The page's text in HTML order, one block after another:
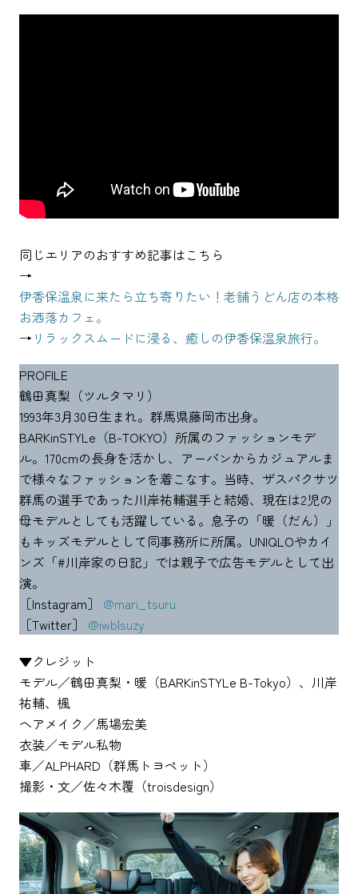
同じエリアのおすすめ記事はこちら
→
伊香保温泉に来たら立ち寄りたい！老舗うどん店の本格
お洒落カフェ。
→ リラックスムードに浸る、癒しの伊香保温泉旅行。
PROFILE
鶴田真梨（ツルタマリ）
1993年3月30日生まれ。群馬県藤岡市出身。
BARKinSTYLe（B-TOKYO）所属のファッションモデ
ル。170cmの長身を活かし、アーバンからカジュアルま
で様々なファッションを着こなす。当時、ザスパクサツ
群馬の選手であった川岸祐輔選手と結婚、現在は2児の
母モデルとしても活躍している。息子の「暖（だん）」
もキッズモデルとして同事務所に所属。UNIQLOやカイ
ンズ「#川岸家の日記」では親子で広告モデルとして出
演。
［Instagram］ @mari_tsuru
［Twitter］ @iwblsuzy
▼クレジット
モデル／鶴田真梨・暖（BARKinSTYLe B-Tokyo）、川岸
祐輔、楓
ヘアメイク／馬場宏美
衣装／モデル私物
車／ALPHARD（群馬トヨペット）
撮影・文／佐々木覆（troisdesign）